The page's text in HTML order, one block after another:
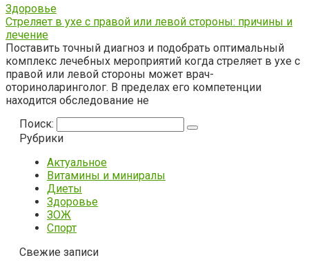
Здоровье
Стреляет в ухе с правой или левой стороны: причины и
лечение
Поставить точный диагноз и подобрать оптимальный
комплекс лечебных мероприятий когда стреляет в ухе с
правой или левой стороны может врач-
оториноларинголог. В пределах его компетенции
находится обследование не
Поиск:
Рубрики
Актуальное
Витамины и миниралы
Диеты
Здоровье
ЗОЖ
Спорт
Свежие записи